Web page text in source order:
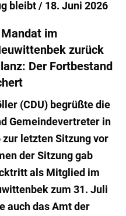
bleibt / 18. Juni 2026
im
zurück
Der Fortbestand
(CDU) begrüßte die
Gemeindevertreter in
zur letzten Sitzung vor
der Sitzung gab
als Mitglied im
zum 31. Juli
auch das Amt der